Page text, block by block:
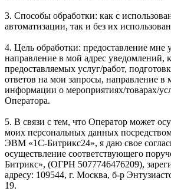
3. Способы обработки: как с
автоматизации, так и без их
4. Цель обработки: предоставление мне
направление в мой адрес уведомлений,
предоставляемых услуг/работ,
ответов на мои запросы, направление в
информации о мероприятиях/товарах/
Оператора.
5. В связи с тем, что Оператор может
моих персональных данных
ЭВМ «1С-Битрикс24», я даю свое
осуществление соответствующего
Битрикс», (ОГРН 5077746476209),
адресу: 109544, г. Москва, б-р
19.